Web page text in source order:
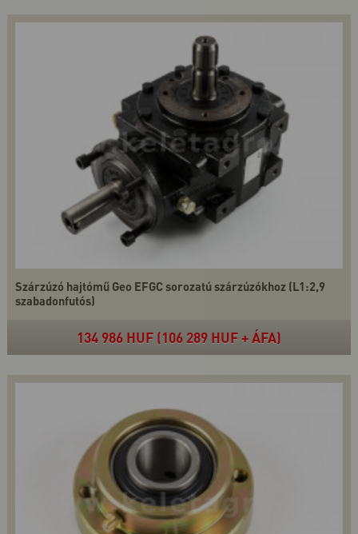
Szárzúzó hajtómű Geo EFGC sorozatú szárzúzókhoz (L1:2,9
szabadonfutós)
134 986 HUF (106 289 HUF + ÁFA)